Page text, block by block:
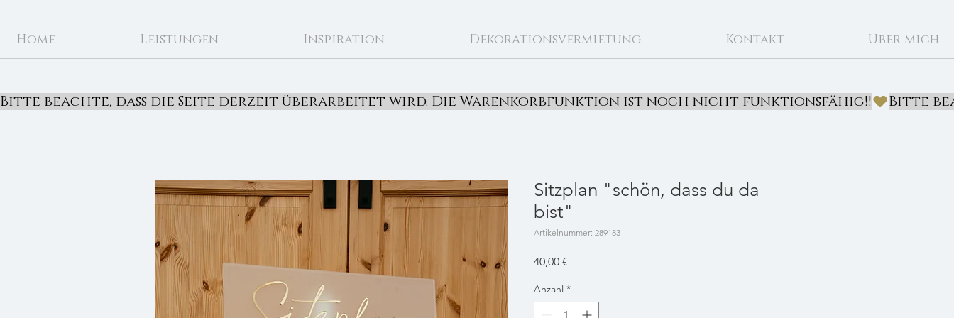
Home Leistungen Inspiration Dekorationsvermietung Kontakt Über mich
Sitzplan "schön, dass du da
bist"
Artikelnummer: 289183
40,00 €Preis
Anzahl *
Bitte beachte, dass die Seite derzeit überarbeitet wird. Die Warenkorbfunktion ist noch nicht funktionsfähig!!